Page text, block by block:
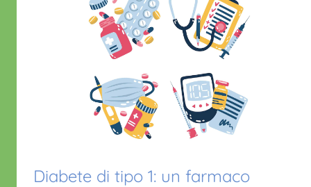
Diabete di tipo 1: un farmaco